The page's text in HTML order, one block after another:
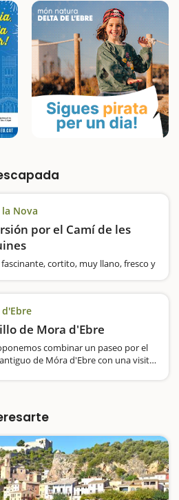
Nova
por el Camí de les
fascinante, cortito, muy llano, fresco y
e iniciamos la ruta por un camino
con el río Ebro a la derecha,…
de Mora d'Ebre
combinar un paseo por el
de Móra d'Ebre con una visita